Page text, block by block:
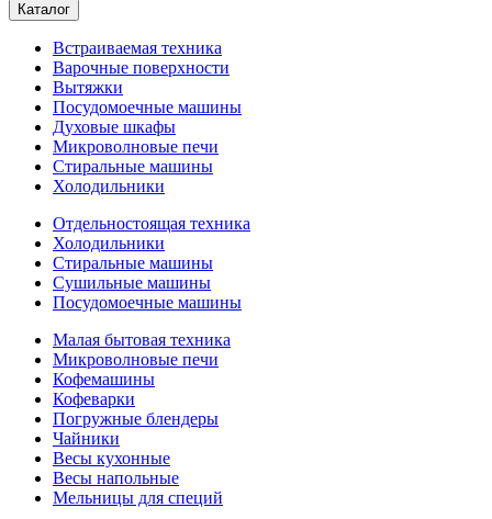
Каталог
Встраиваемая техника
Варочные поверхности
Вытяжки
Посудомоечные машины
Духовые шкафы
Микроволновые печи
Стиральные машины
Холодильники
Отдельностоящая техника
Холодильники
Стиральные машины
Сушильные машины
Посудомоечные машины
Малая бытовая техника
Микроволновые печи
Кофемашины
Кофеварки
Погружные блендеры
Чайники
Весы кухонные
Весы напольные
Мельницы для специй